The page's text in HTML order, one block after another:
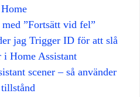
”Fortsätt vid fel”
jag Trigger ID för att slå
i Home Assistant
scener – så använder